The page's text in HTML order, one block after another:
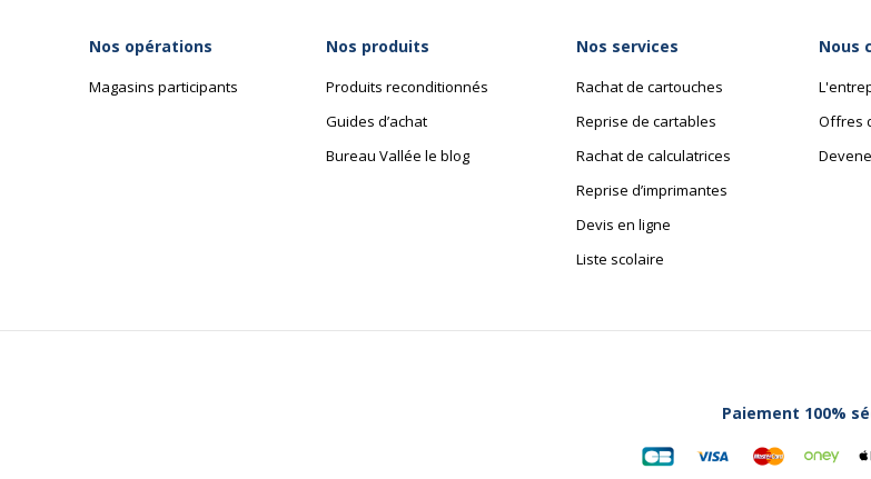
Nos opérations
Magasins participants
Nos produits
Produits reconditionnés
Guides d’achat
Bureau Vallée le blog
Nos services
Rachat de cartouches
Reprise de cartables
Rachat de calculatrices
Reprise d’imprimantes
Devis en ligne
Liste scolaire
Nous
Offres
Paiement 100%